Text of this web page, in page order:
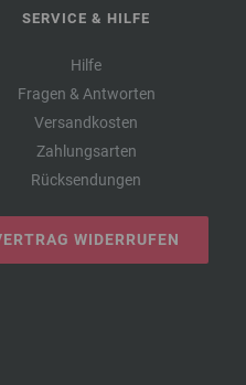
SERVICE & HILFE
Hilfe
Fragen & Antworten
Versandkosten
Zahlungsarten
Rücksendungen
WIDERRUFEN